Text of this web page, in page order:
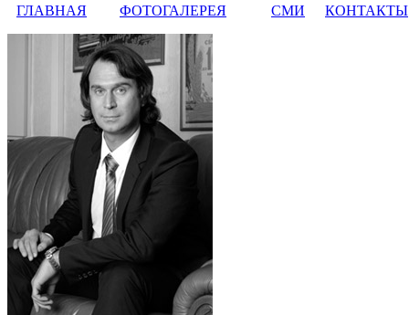
ГЛАВНАЯ ФОТОГАЛЕРЕЯ СМИ КОНТАКТЫ